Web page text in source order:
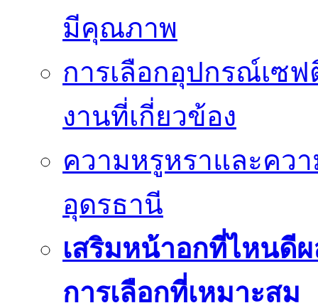
มีคุณภาพ
การเลือกอุปกรณ์เซ
งานที่เกี่ยวข้อง
ความหรูหราและคว
อุดรธานี
เสริมหน้าอกที่ไหนดี
การเลือกที่เหมาะสม